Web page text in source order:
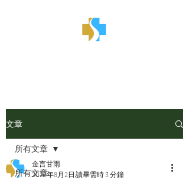
文章
所有文章
所有文章
金言甘雨
2022年8月2日 讀畢需時 3 分鐘